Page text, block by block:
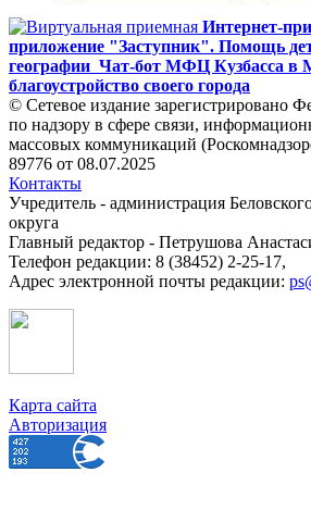
Интернет-
приложение "Заступник". Помощь
географии Чат-бот МФЦ Кузбасса в
благоустройство своего города
© Сетевое издание зарегистрировано
по надзору в сфере связи,
массовых коммуникаций
89776 от 08.07.2025
Контакты
Учредитель - администрация
округа
Главный редактор - Петрушова
Телефон редакции: 8 (38452) 2-25-17,
Адрес электронной почты редакции:
Карта сайта
Авторизация